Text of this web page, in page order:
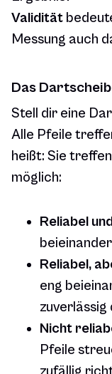
Validität
Messung auch
Das
Stell dir eine
Alle Pfeile
heißt: Sie
möglich:
Reliabel
Reliabel,
eng
zuverlässig
Nicht
Pfeile